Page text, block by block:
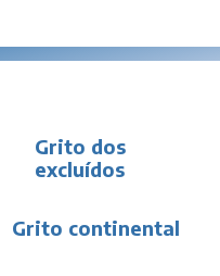
Grito dos
excluídos
Grito continental